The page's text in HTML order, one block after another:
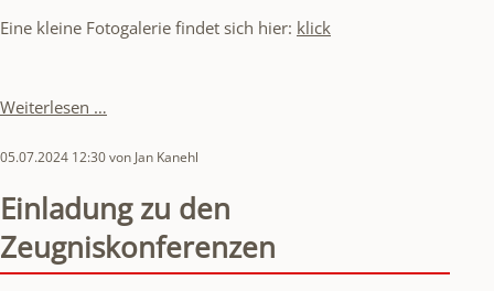
Eine kleine Fotogalerie findet sich hier: klick
Weiterlesen …
Leistungen
05.07.2024 12:30von Jan Kanehl
Einladung zu den
Zeugniskonferenzen